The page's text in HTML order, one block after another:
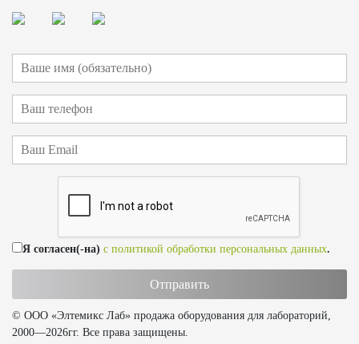
Я согласен(-на) с политикой обработки персональных данных.
© ООО «Элтемикс Лаб» продажа оборудования для лабораторий,
2000—2026гг. Все права защищены.